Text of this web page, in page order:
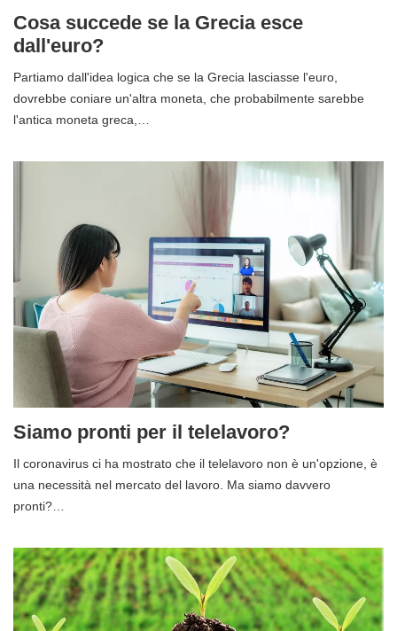
Cosa succede se la Grecia esce
dall'euro?
Partiamo dall'idea logica che se la Grecia lasciasse l'euro,
dovrebbe coniare un'altra moneta, che probabilmente sarebbe
l'antica moneta greca,…
Siamo pronti per il telelavoro?
Il coronavirus ci ha mostrato che il telelavoro non è un'opzione, è
una necessità nel mercato del lavoro. Ma siamo davvero
pronti?…